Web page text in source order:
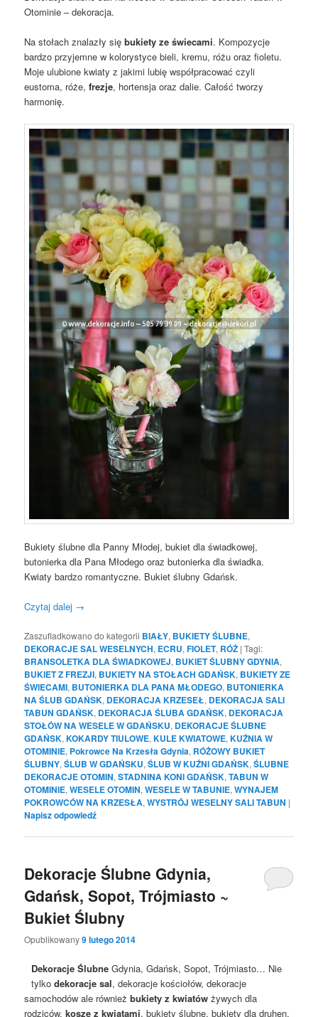
Otominie – dekoracja.
Na stołach znalazły siębukiety ze świecami. Kompozycje
bardzo przyjemne w kolorystyce bieli, kremu, różu oraz fioletu.
Moje ulubione kwiaty z jakimi lubię współpracować czyli
eustoma, róże, frezje, hortensja oraz dalie. Całość tworzy
harmonię.
Bukiety ślubne dla Panny Młodej, bukiet dla świadkowej,
butonierka dla Pana Młodego oraz butonierka dla świadka.
Kwiaty bardzo romantyczne. Bukiet ślubny Gdańsk.
Czytaj dalej →
Zaszufladkowano do kategorii BIAŁY, BUKIETY ŚLUBNE,
DEKORACJE SAL WESELNYCH, ECRU,FIOLET, RÓŻ |Tagi:
BRANSOLETKA DLA ŚWIADKOWEJ, BUKIET ŚLUBNY GDYNIA,
BUKIET Z FREZJI, BUKIETY NA STOŁACH GDAŃSK, BUKIETY ZE
ŚWIECAMI, BUTONIERKA DLA PANA MŁODEGO, BUTONIERKA
NA ŚLUB GDAŃSK, DEKORACJA KRZESEŁ, DEKORACJA SALI
TABUN GDAŃSK, DEKORACJA ŚLUBA GDAŃSK, DEKORACJA
STOŁÓW NA WESELE W GDAŃSKU, DEKORACJE ŚLUBNE
GDAŃSK,KOKARDY TIULOWE,KULE KWIATOWE,KUŹNIA W
OTOMINIE, Pokrowce Na Krzesła Gdynia, RÓŻOWY BUKIET
ŚLUBNY,ŚLUB W GDAŃSKU,ŚLUB W KUŹNI GDAŃSK,ŚLUBNE
DEKORACJE OTOMIN,STADNINA KONI GDAŃSK,TABUN W
OTOMINIE,WESELE OTOMIN,WESELE W TABUNIE,WYNAJEM
POKROWCÓW NA KRZESŁA,WYSTRÓJ WESELNY SALI TABUN |
Napisz odpowiedź
Dekoracje Ślubne Gdynia,
Gdańsk, Sopot, Trójmiasto ~
Bukiet Ślubny
Opublikowany9 lutego 2014
Dekoracje Ślubne Gdynia, Gdańsk, Sopot, Trójmiasto… Nie
tylkodekoracje sal, dekoracje kościołów, dekoracje
samochodów ale równieżbukiety z kwiatów żywych dla
rodziców,kosze z kwiatami, bukiety ślubne, bukiety dla druhen,